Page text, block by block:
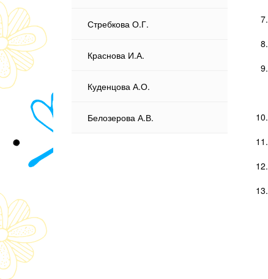
Стребкова О.Г.
Краснова И.А.
Куденцова А.О.
Белозерова А.В.